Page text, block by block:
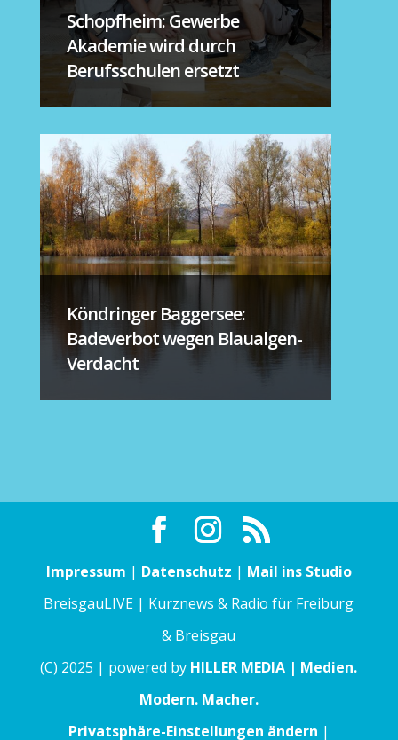
Schopfheim: Gewerbe
Akademie wird durch
Berufsschulen ersetzt
Köndringer Baggersee:
Badeverbot wegen Blaualgen-
Verdacht
Impressum | Datenschutz | Mail ins Studio
BreisgauLIVE | Kurznews & Radio für Freiburg
& Breisgau
(C) 2025 | powered by HILLER MEDIA | Medien.
Modern. Macher.
Privatsphäre-Einstellungen ändern |